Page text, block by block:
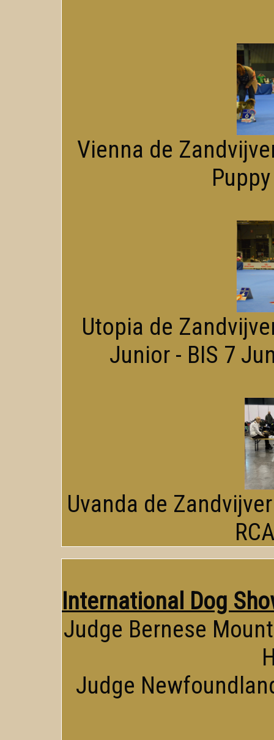
Vienna de
Utopia de
Junior - BIS 7
Uvanda de
International Dog
Judge Bernese
Judge